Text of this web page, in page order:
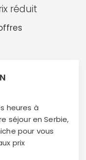
réduit
heures à
séjour en Serbie,
pour vous
prix